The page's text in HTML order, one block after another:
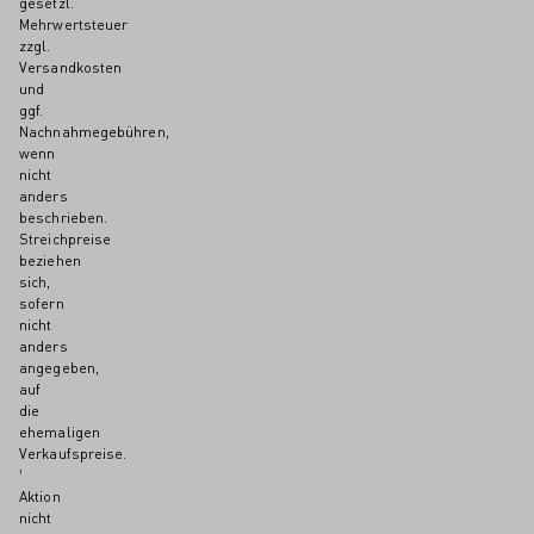
Mehrwertsteuer
zzgl.
Versandkosten
und
ggf.
Nachnahmegebühren,
wenn
nicht
anders
beschrieben.
Streichpreise
beziehen
sich,
sofern
nicht
anders
angegeben,
auf
die
ehemaligen
Verkaufspreise.
¹
Aktion
nicht